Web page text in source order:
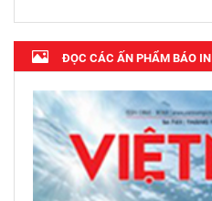
ĐỌC CÁC ẤN PHẨM BÁO IN